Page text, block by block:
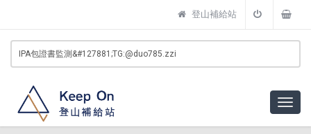
登山補給站